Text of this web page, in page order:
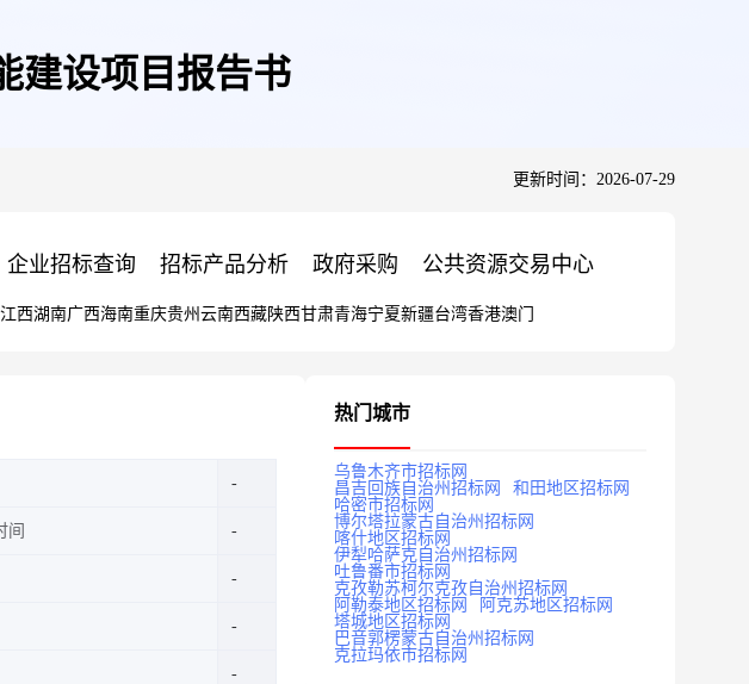
建设项目报告书
更新时间：2026-07-29
企业招标查询 招标产品分析 政府采购 公共资源交易中心
江西湖南广西海南重庆贵州 云南西藏陕西甘肃青海宁夏新疆台湾香港澳门
间
热门城市
乌鲁木齐市招标网
昌吉回族自治州招标网
和田地区招标网
哈密市招标网
博尔塔拉蒙古自治州招标网
喀什地区招标网
伊犁哈萨克自治州招标网
吐鲁番市招标网
克孜勒苏柯尔克孜自治州招标网
阿勒泰地区招标网
阿克苏地区招标网
塔城地区招标网
巴音郭楞蒙古自治州招标网
克拉玛依市招标网